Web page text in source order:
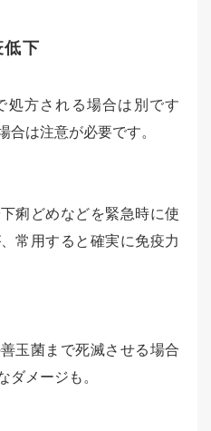
低下
処方される場合は別です
合は注意が必要です。
痢どめなどを緊急時に使
常用すると確実に免疫力
玉菌まで死滅させる場合
ダメージも。